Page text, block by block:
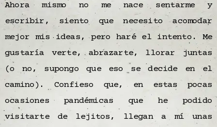
Ahora mismo no me nace sentarme y
escribir, siento que necesito acomodar
mejor mis ideas, pero haré el intento. Me
gustaría verte, abrazarte, llorar juntas
(o no, supongo que eso se decide en el
camino). Confieso que, en estas pocas
ocasiones pandémicas que he podido
visitarte de lejitos, llegan a mí unas